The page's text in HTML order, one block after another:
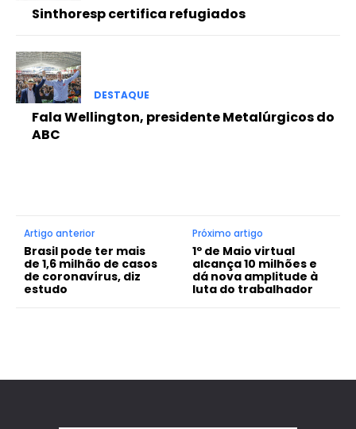
Sinthoresp certifica refugiados
DESTAQUE
Fala Wellington, presidente Metalúrgicos do
ABC
Artigo anterior
Brasil pode ter mais
de 1,6 milhão de casos
de coronavírus, diz
estudo
Próximo artigo
1º de Maio virtual
alcança 10 milhões e
dá nova amplitude à
luta do trabalhador